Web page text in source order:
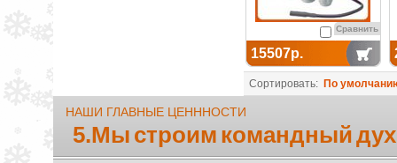
Сравнить
15507р.
Сортировать: По
НАШИ ГЛАВНЫЕ ЦЕНННОСТИ
5.Мы строим командный